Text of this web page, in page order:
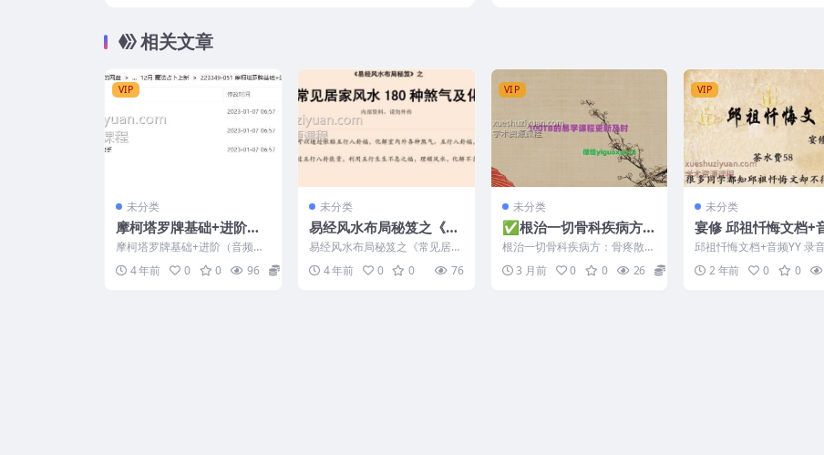
相关文章
VIP
未分类
摩柯塔罗牌基础+进阶
（音频）+文档
摩柯塔罗牌基础+进阶（音频）
编号223349-051
4 年前 0 0 96
未分类
易经风水布局秘笈之《常
见居家风水180种煞气及
化法》
易经风水布局秘笈之《常见居家
风水180种煞气及化法》 编号：
2720B021
4 年前 0 0 76
VIP
未分类
✅根治一切骨科疾病方：
骨疼散
根治一切骨科疾病方：骨疼散
此方通治：风湿、类风湿、坐骨
神经痛、肩周炎、颈椎病、...
3 月前 0 0 26
VIP
未分类
宴修 邱祖忏悔文档+
YY
邱祖忏悔文档+音频YY 录
档 2501109
0...2 年前 0 0